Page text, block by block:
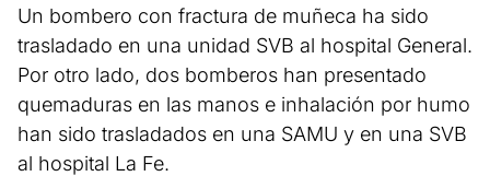
Un bombero con fractura de muñeca ha sido
trasladado en una unidad SVB al hospital General.
Por otro lado, dos bomberos han presentado
quemaduras en las manos e inhalación por humo
han sido trasladados en una SAMU y en una SVB
al hospital La Fe.